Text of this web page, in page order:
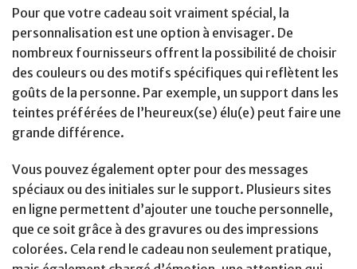
Pour que votre cadeau soit vraiment spécial, la
personnalisation est une option à envisager. De
nombreux fournisseurs offrent la possibilité de choisir
des couleurs ou des motifs spécifiques qui reflètent les
goûts de la personne. Par exemple, un support dans les
teintes préférées de l’heureux(se) élu(e) peut faire une
grande différence.
Vous pouvez également opter pour des messages
spéciaux ou des initiales sur le support. Plusieurs sites
en ligne permettent d’ajouter une touche personnelle,
que ce soit grâce à des gravures ou des impressions
colorées. Cela rend le cadeau non seulement pratique,